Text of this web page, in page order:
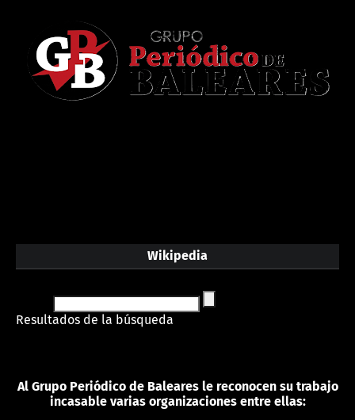
Wikipedia
Resultados de la búsqueda
Al Grupo Periódico de Baleares le reconocen su trabajo
incasable varias organizaciones entre ellas: